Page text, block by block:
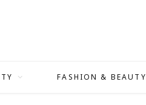
FASHION & BEAUTY